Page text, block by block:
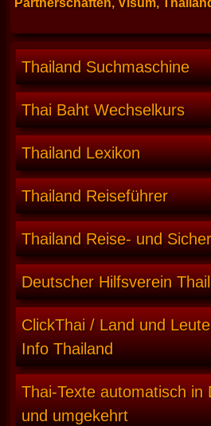
Partnerschaften, Visum,
Thailand Suchmaschine
Thai Baht Wechselkurs
Thailand Lexikon
Thailand Reiseführer
Thailand Reise- und
Deutscher Hilfsverein
ClickThai / Land und
Info Thailand
Thai-Texte automatisch in
und umgekehrt